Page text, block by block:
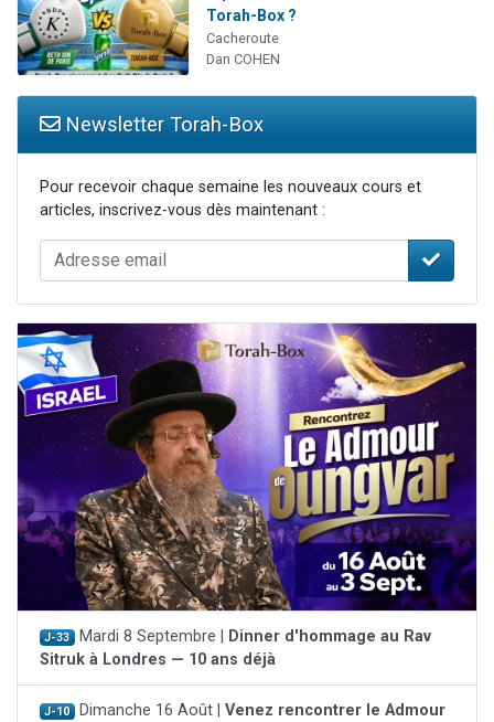
Torah-Box ?
Cacheroute
Dan COHEN
Newsletter Torah-Box
Pour recevoir chaque semaine les nouveaux cours et
articles, inscrivez-vous dès maintenant :
J-33 Mardi 8 Septembre |
Dinner d'hommage au Rav
Sitruk à Londres — 10 ans déjà
J-10 Dimanche 16 Août | Venez rencontrer le Admour